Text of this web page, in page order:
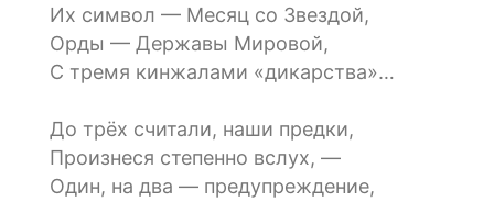
Их символ — Месяц со Звездой,
Орды — Державы Мировой,
С тремя кинжалами «дикарства»…
До трёх считали, наши предки,
Произнеся степенно вслух, —
Один, на два — предупреждение,